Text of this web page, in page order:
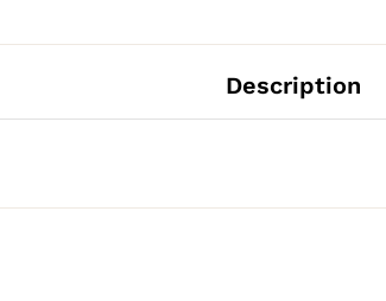
Description